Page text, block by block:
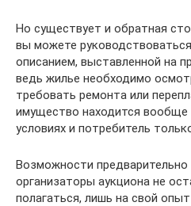
Но существует и обратная
вы можете
описанием, выставленной на
ведь жилье необходимо
требовать ремонта или
имущество находится вообще
условиях и потребитель
Возможности предварительно
организаторы аукциона не
полагаться, лишь на свой